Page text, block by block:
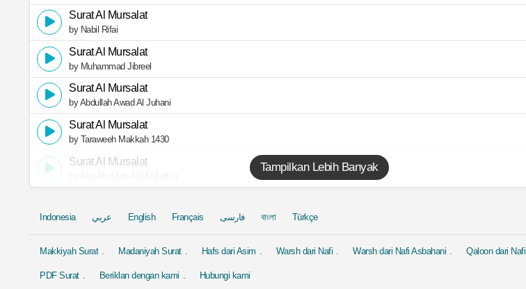
Surat Al Mursalat
by Nabil Rifai
Surat Al Mursalat
by Muhammad Jibreel
Surat Al Mursalat
by Abdullah Awad Al Juhani
Surat Al Mursalat
by Taraweeh Makkah 1430
Surat Al Mursalat Tampilkan Lebih Banyak
Indonesia عربي English Français فارسی বাংলা Türkçe
Makkiyah Surat Madaniyah Surat Hafs dari Asim Warsh dari Nafi Warsh dari Nafi Asbahani Qaloon dari Nafi
PDF Surat Beriklan dengan kami Hubungi kami